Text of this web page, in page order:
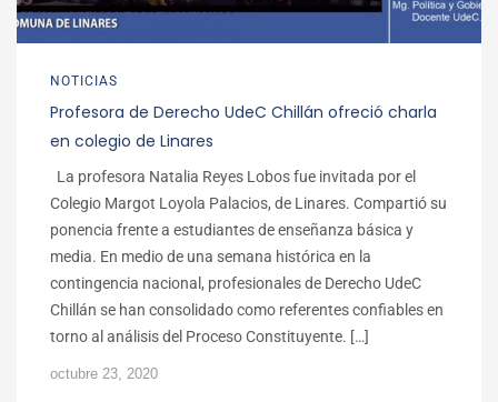
NOTICIAS
Profesora de Derecho UdeC Chillán ofreció charla
en colegio de Linares
La profesora Natalia Reyes Lobos fue invitada por el
Colegio Margot Loyola Palacios, de Linares. Compartió su
ponencia frente a estudiantes de enseñanza básica y
media. En medio de una semana histórica en la
contingencia nacional, profesionales de Derecho UdeC
Chillán se han consolidado como referentes confiables en
torno al análisis del Proceso Constituyente. […]
octubre 23, 2020